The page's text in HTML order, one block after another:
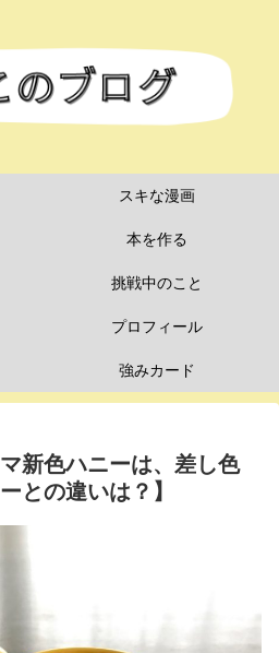
スキな漫画
本を作る
挑戦中のこと
プロフィール
強みカード
新色ハニーは、差し色
との違いは？】